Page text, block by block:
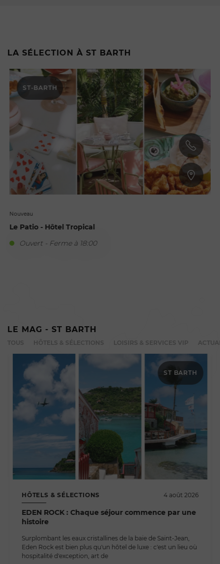
LA SÉLECTION À ST BARTH
ST-BARTH
Nouveau
Le Patio - Hôtel Tropical
Ouvert - Ferme à 18:00
LE MAG - ST BARTH
HÔTELS & SÉLECTIONS
ST BARTH
HÔTELS & SÉLECTIONS 4 août 2026
EDEN ROCK : Chaque séjour commence par une
histoire
Surplombant les eaux cristallines de la baie de Saint-Jean,
Eden Rock est bien plus qu'un hôtel de luxe : c'est un lieu où
hospitalité d'exception, art de